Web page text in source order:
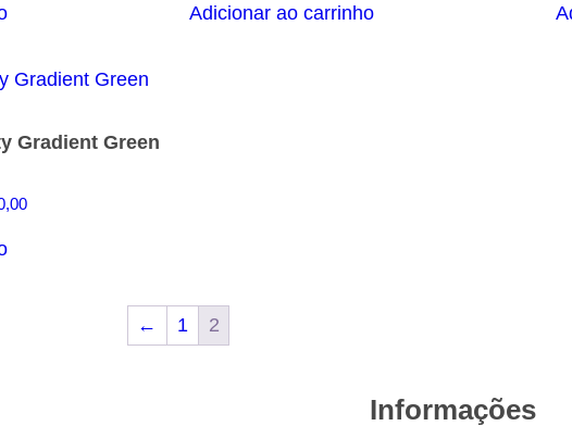
Adicionar ao carrinho
Gradient Green
← 1 2
Informações